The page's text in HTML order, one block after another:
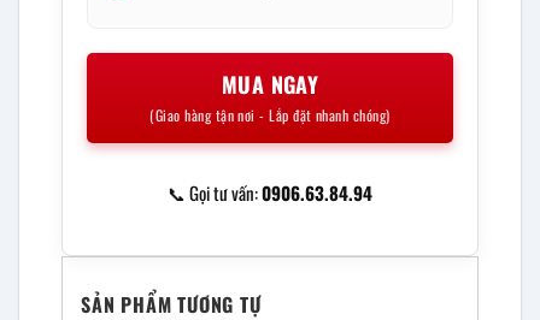
MUA NGAY
(Giao hàng tận nơi - Lắp đặt nhanh chóng)
📞 Gọi tư vấn:0906.63.84.94
SẢN PHẨM TƯƠNG TỰ